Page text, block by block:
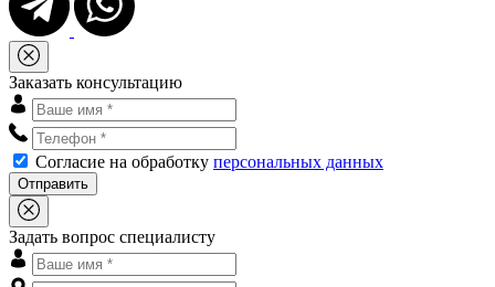
Заказать консультацию
Согласие на обработку персональных данных
Отправить
Задать вопрос специалисту